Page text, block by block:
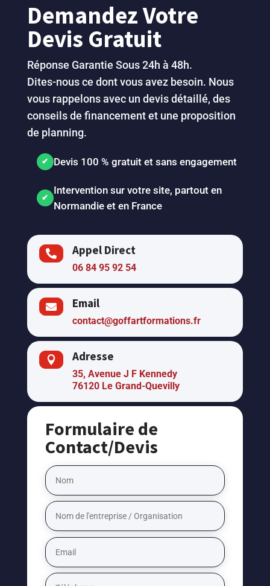
Demandez Votre
Devis Gratuit
Réponse Garantie Sous 24h à 48h.
Dites-nous ce dont vous avez besoin. Nous
vous rappelons avec un devis détaillé, des
conseils de financement et une proposition
de planning.
Devis 100 % gratuit et sans engagement
Intervention sur votre site, partout en
Normandie et en France
 Appel Direct
06 84 95 92 54
 Email
contact@goffartformations.fr
 Adresse
35, Avenue J F Kennedy
76120 Le Grand-Quevilly
Formulaire de
Contact/Devis